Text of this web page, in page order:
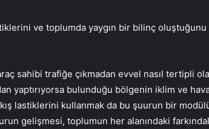
ve toplumda yaygın bir bilinç oluştuğunu
sahibi trafiğe çıkmadan evvel nasıl tertipli
yaptırıyorsa bulunduğu bölgenin iklim ve
lastiklerini kullanmak da bu şuurun bir
gelişmesi, toplumun her alanındaki